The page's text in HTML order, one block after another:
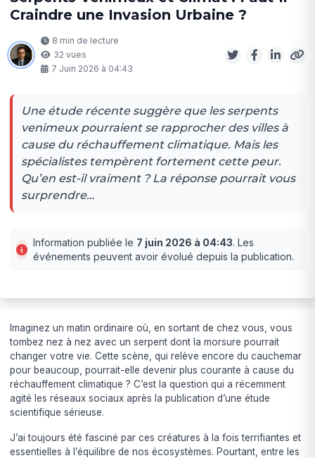
Craindre une Invasion Urbaine ?
8 min de lecture
32 vues
7 Juin 2026 à 04:43
Une étude récente suggère que les serpents
venimeux pourraient se rapprocher des villes à
cause du réchauffement climatique. Mais les
spécialistes tempèrent fortement cette peur.
Qu’en est-il vraiment ? La réponse pourrait vous
surprendre…
Information publiée le 7 juin 2026 à 04:43. Les
événements peuvent avoir évolué depuis la publication.
Imaginez un matin ordinaire où, en sortant de chez vous, vous
tombez nez à nez avec un serpent dont la morsure pourrait
changer votre vie. Cette scène, qui relève encore du cauchemar
pour beaucoup, pourrait-elle devenir plus courante à cause du
réchauffement climatique ? C’est la question qui a récemment
agité les réseaux sociaux après la publication d’une étude
scientifique sérieuse.
J’ai toujours été fasciné par ces créatures à la fois terrifiantes et
essentielles à l’équilibre de nos écosystèmes. Pourtant, entre les